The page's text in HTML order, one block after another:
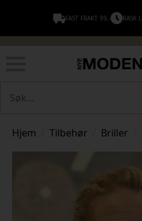
FAST FRAKT 99,- RASK
Hjem Tilbehør Briller